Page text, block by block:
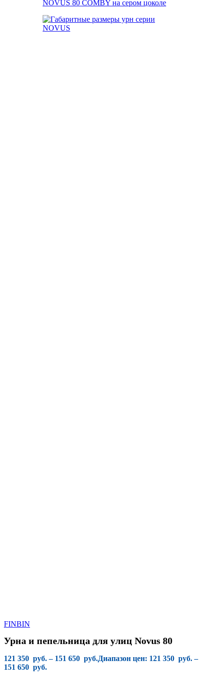
FINBIN
Урна и пепельница для улиц Novus 80
121 350 руб. – 151 650 руб.Диапазон цен: 121 350 руб. –
151 650 руб.